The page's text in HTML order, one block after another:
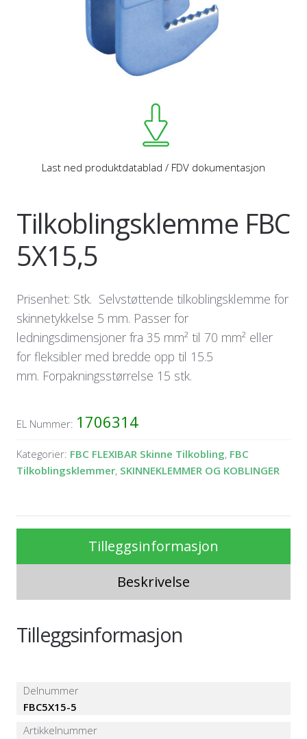
Last ned produktdatablad / FDV dokumentasjon
Tilkoblingsklemme FBC
5X15,5
Prisenhet: Stk. Selvstøttende tilkoblingsklemme for
skinnetykkelse 5 mm. Passer for
ledningsdimensjoner fra 35 mm² til 70 mm² eller
for fleksibler med bredde opp til 15.5
mm. Forpakningsstørrelse 15 stk.
EL Nummer: 1706314
Kategorier: FBC FLEXIBAR Skinne Tilkobling, FBC
Tilkoblingsklemmer, SKINNEKLEMMER OG KOBLINGER
Tilleggsinformasjon
Beskrivelse
Tilleggsinformasjon
Delnummer
FBC5X15-5
Artikkelnummer